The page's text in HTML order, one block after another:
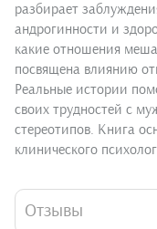
разбирает
андрогинности и
какие отношения
посвящена влиянию
Реальные истории
своих трудностей с
стереотипов. Книга
клинического
Отзывы